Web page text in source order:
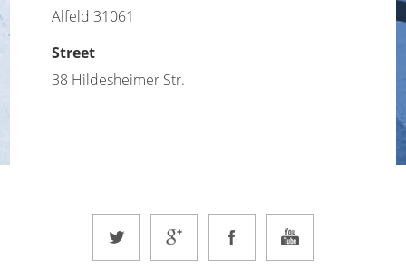
Alfeld 31061
Street
38 Hildesheimer Str.